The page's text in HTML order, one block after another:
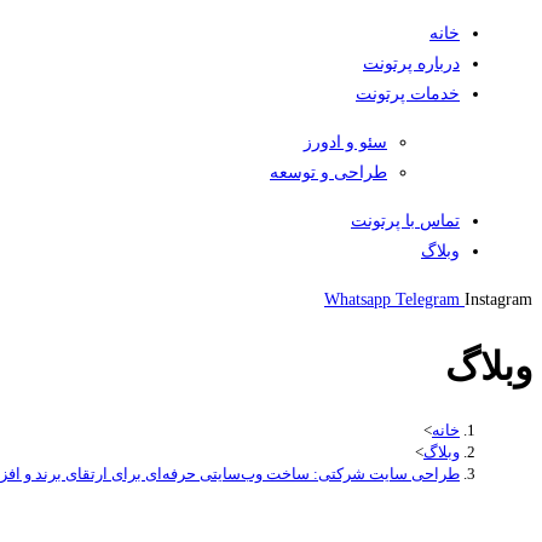
خانه
درباره پرتونت
خدمات پرتونت
سئو و ادورز
طراحی و توسعه
تماس با پرتونت
وبلاگ
Whatsapp Telegram Instagram
وبلاگ
خانه>
وبلاگ>
طراحی سایت شرکتی: ساخت وب‌سایتی حرفه‌ای برای ارتقای برند و